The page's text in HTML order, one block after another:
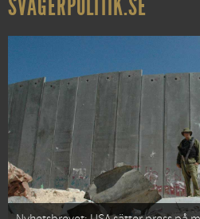
SVÅGERPOLITIK.SE